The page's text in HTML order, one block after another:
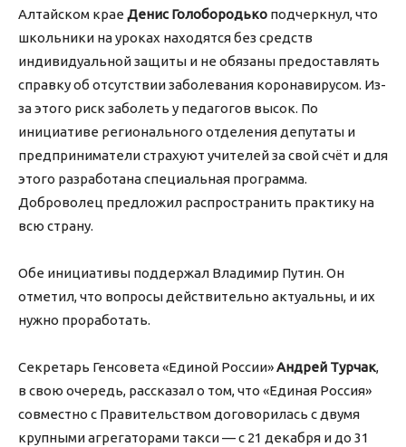
Алтайском крае Денис Голобородько подчеркнул, что
школьники на уроках находятся без средств
индивидуальной защиты и не обязаны предоставлять
справку об отсутствии заболевания коронавирусом. Из-
за этого риск заболеть у педагогов высок. По
инициативе регионального отделения депутаты и
предприниматели страхуют учителей за свой счёт и для
этого разработана специальная программа.
Доброволец предложил распространить практику на
всю страну.
Обе инициативы поддержал Владимир Путин. Он
отметил, что вопросы действительно актуальны, и их
нужно проработать.
Секретарь Генсовета «Единой России»Андрей Турчак,
в свою очередь, рассказал о том, что «Единая Россия»
совместно с Правительством договорилась с двумя
крупными агрегаторами такси — с 21 декабря и до 31